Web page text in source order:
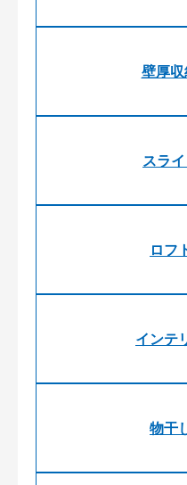
壁厚収
スラ
ロフ
インテ
物干